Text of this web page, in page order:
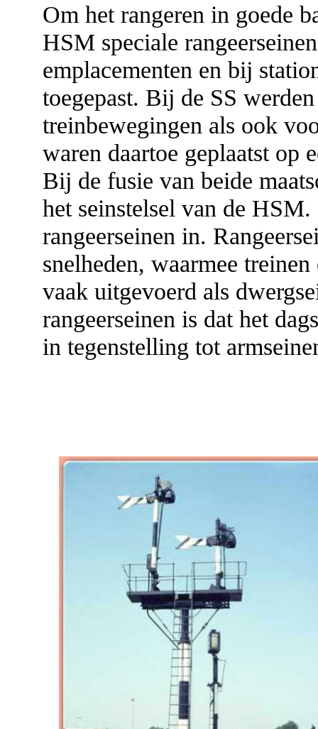
Om het rangeren in goede
HSM speciale
emplacementen en bij
toegepast. Bij de SS
treinbewegingen als ook
waren daartoe geplaatst op
Bij de fusie van beide
het seinstelsel van de
rangeerseinen in.
snelheden, waarmee
vaak uitgevoerd als
rangeerseinen is dat het
in tegenstelling tot